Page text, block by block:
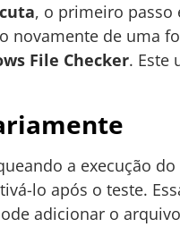
, o primeiro passo
novamente de uma
File Checker. Este
a execução
lo após o teste.
adicionar o